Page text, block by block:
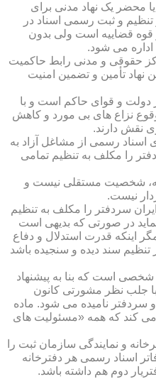
یا محضر یک نهاد مدنی برای
و ثبت رسمی اسناد در
قوه قضاییه است ولی بدون
می شود.
حقوقی و مدنی رابط حاکمیت
نهاد تأمین و تضمین امنیت
دولت و قوای حاکم است و با
نزاع های بی مورد و کاهش
نقش دارند.
اسناد رسمی از مشاغل آزاد به
را مکلف به تنظیم تمامی
شخصیت مستقلی نیست و
نیست.
ایران سردفتر را مکلف به تنظیم
در صورتی که بدیهی است
اینکه قدرت استدلال و دفاع
تنظیم سند دیده و سنجیده باشد
شخصی است که بنا به پیشنهاد
جلب نظر مشورتی کانون
سردفتر نامیده می شود. ماده
می کند که همه «مسئولیت های
و نمایندگی سازمان ثبت را
ماده ۳ قانون دفاتر اسناد رسمی هر دفترخانه
دوم هم داشته باشد.